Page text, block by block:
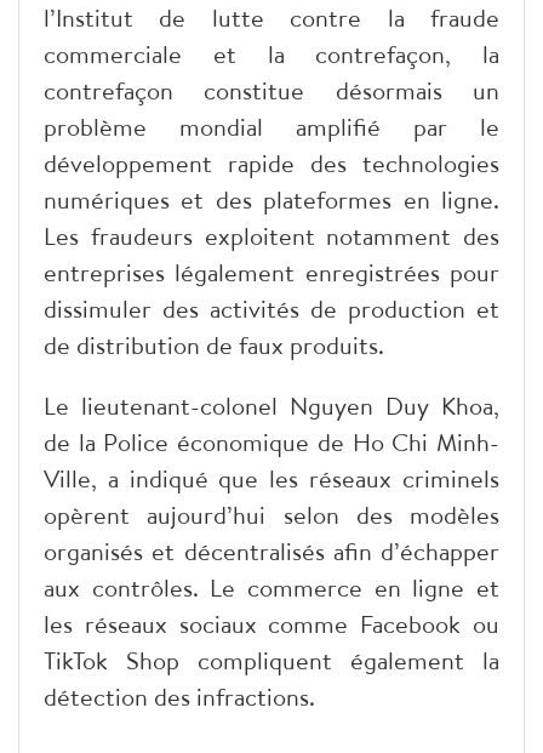
l’Institut de lutte contre la fraude
commerciale et la contrefaçon, la
contrefaçon constitue désormais un
problème mondial amplifié par le
développement rapide des technologies
numériques et des plateformes en ligne.
Les fraudeurs exploitent notamment des
entreprises légalement enregistrées pour
dissimuler des activités de production et
de distribution de faux produits.
​Le lieutenant-colonel Nguyen Duy Khoa,
de la Police économique de Ho Chi Minh-
Ville, a indiqué que les réseaux criminels
opèrent aujourd’hui selon des modèles
organisés et décentralisés afin d’échapper
aux contrôles. Le commerce en ligne et
les réseaux sociaux comme Facebook ou
TikTok Shop compliquent également la
détection des infractions.